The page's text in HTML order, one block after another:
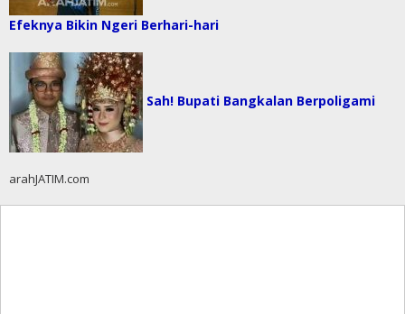
Efeknya Bikin Ngeri Berhari-hari
Sah! Bupati Bangkalan Berpoligami
arahJATIM.com